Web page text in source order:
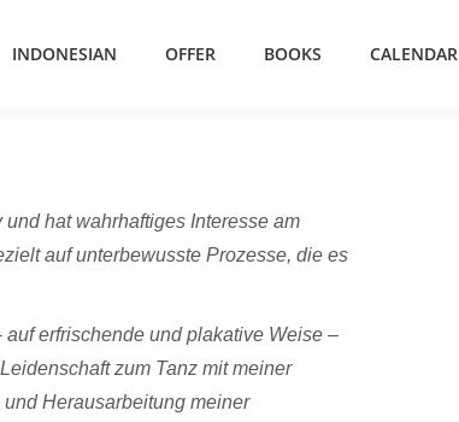
INDONESIAN OFFER BOOKS CALENDAR
hat wahrhaftiges Interesse am
auf unterbewusste Prozesse, die es
erfrischende und plakative Weise –
zum Tanz mit meiner
Herausarbeitung meiner